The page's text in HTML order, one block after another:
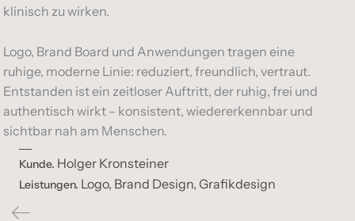
klinisch zu wirken.
Logo, Brand Board und Anwendungen tragen eine
ruhige, moderne Linie: reduziert, freundlich, vertraut.
Entstanden ist ein zeitloser Auftritt, der ruhig, frei und
authentisch wirkt – konsistent, wiedererkennbar und
sichtbar nah am Menschen.
Kunde. Holger Kronsteiner
Leistungen. Logo, Brand Design, Grafikdesign
zurück zur Übersicht